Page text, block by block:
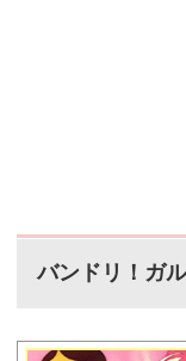
バンドリ！ガ